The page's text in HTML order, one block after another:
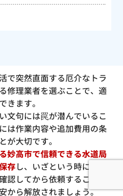
で突然直面する厄介なトラ
修理業者を選ぶことで、適
きます。
文句には罠が潜んでいるこ
は作業内容や追加費用の条
が大切です。
妙高市で信頼できる水道局
存し、いざという時に慌て
認してから依頼すること
から解放されましょう。